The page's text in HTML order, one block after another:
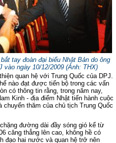
tay đoàn đại biểu Nhật Bản do ông
ngày 10/12/2009 (Ảnh: THX)
quan hệ với Trung Quốc của DPJ.
nào đạt được tiến bộ trong các vấn
có thông tin rằng, trong năm nay,
Kinh - địa điểm Nhật tiến hành cuộc
thăm của chủ tịch Trung Quốc
đường dài đầy sóng gió kể từ
căng thẳng lên cao, không hề có
đạo hai nước và quan hệ trở nên